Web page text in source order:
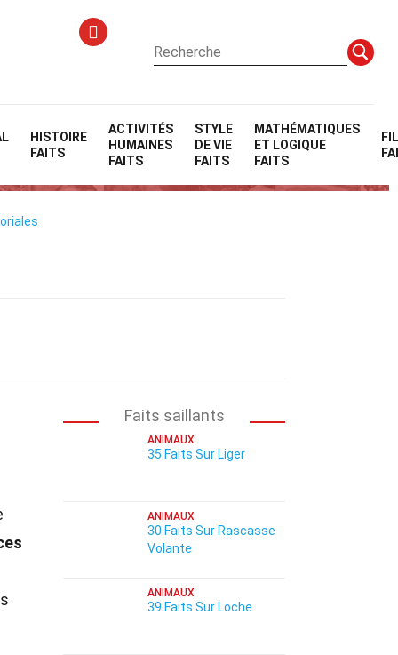
HISTOIRE
FAITS
ACTIVITÉS
HUMAINES
FAITS
STYLE
DE VIE
FAITS
MATHÉMATIQUES
ET LOGIQUE
FAITS
Faits saillants
ANIMAUX
35 Faits Sur Liger
ANIMAUX
30 Faits Sur Rascasse
Volante
ANIMAUX
39 Faits Sur Loche